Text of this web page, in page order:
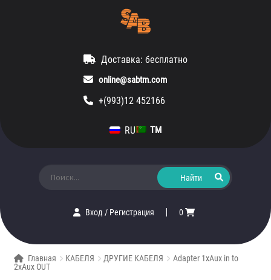
Доставка: бесплатно
online@sabtm.com
+(993)12 452166
RU TM
Вход/ Регистрация 0
Главная КАБЕЛЯ ДРУГИЕ КАБЕЛЯ
Adapter 1xAux in to
2xAux OUT